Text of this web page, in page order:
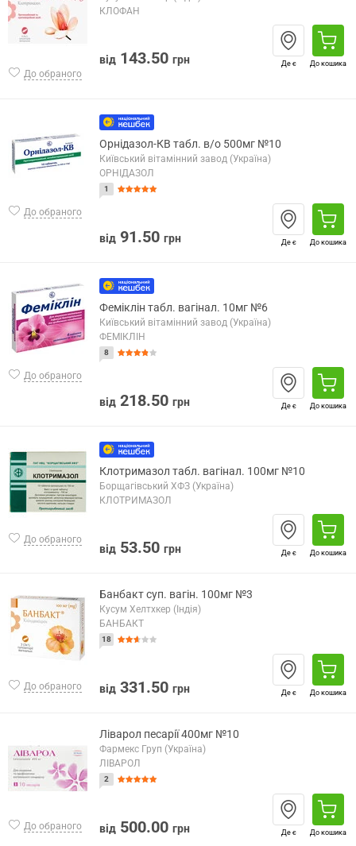
До обраного
КЛОФАН
від 143.50 грн Де є До кошика
До обраного
Орнідазол-КВ табл. в/о 500мг №10
Київський вітамінний завод (Україна)
ОРНІДАЗОЛ
1
від 91.50 грн Де є До кошика
До обраного
Феміклін табл. вагінал. 10мг №6
Київський вітамінний завод (Україна)
ФЕМІКЛІН
8
від 218.50 грн Де є До кошика
До обраного
Клотримазол табл. вагінал. 100мг №10
Борщагівський ХФЗ (Україна)
КЛОТРИМАЗОЛ
від 53.50 грн Де є До кошика
До обраного
Банбакт суп. вагін. 100мг №3
Кусум Хелтхкер (Індія)
БАНБАКТ
18
від 331.50 грн Де є До кошика
До обраного
Ліварол песарії 400мг №10
Фармекс Груп (Україна)
ЛІВАРОЛ
2
від 500.00 грн Де є До кошика